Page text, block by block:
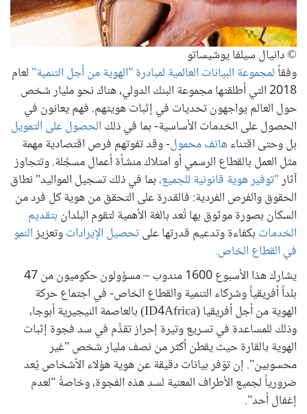
© دانيال سيلفا يوشيساتو
وفقاًلمجموعة البيانات العالمية لمبادرة "الهوية من أجل التنمية" لعام
2018 التي أطلقتها مجموعة البنك الدولي، هناك نحو مليار شخص
حول العالم يواجهون تحديات في إثبات هويتهم. فهم يعانون في
الحصول على الخدمات الأساسية- بما في ذلك الحصول على التمويل
بل وحتى اقتناءهاتف محمول- وقد تفوتهم فرص اقتصادية مهمة
مثل العمل بالقطاع الرسمي أو امتلاك منشأة أعمال مسجَّلة. وتتجاوز
آثار"توفير هوية قانونية للجميع،بما في ذلك تسجيل المواليد" نطاق
الحقوق والفرص الفردية: فالقدرة على التحقق من هوية كل فرد من
السكان بصورة موثوق بها تُعد بالغة الأهمية لتقوم البلدان بتقديم
الخدمات بكفاءة وتدعيم قدرتها علىتحصيل الإيراداتوتعزيزالنمو
في القطاع الخاص.
يشارك هذا الأسبوع 1600 مندوب – مسؤولون حكوميون من 47
بلداً أفريقياً وشركاء التنمية والقطاع الخاص- في اجتماع حركة
الهوية من أجل أفريقيا (ID4Africa) بالعاصمة النيجيرية أبوجا،
وذلك للمساعدة في تسريع وتيرة إحراز تقدُّم في سد فجوة إثبات
الهوية بالقارة حيث يقطن أكثر من نصف مليار شخص "غير
محسوبين". إن توّفر بيانات دقيقة عن هوية هؤلاء الأشخاص يُعد
ضرورياً لجميع الأطراف المعنية لسد هذه الفجوة، وخاصةً "لعدم
إغفال أحد".